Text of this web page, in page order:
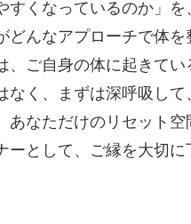
すくなっているのか」を
んなアプローチで体を
、ご自身の体に起きてい
く、まずは深呼吸して
なただけのリセット空
として、ご縁を大切に